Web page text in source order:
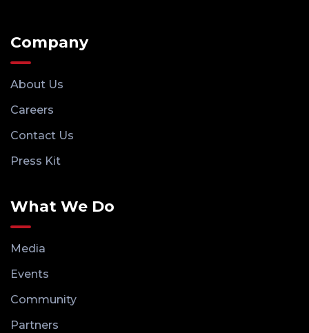
Company
About Us
Careers
Contact Us
Press Kit
What We Do
Media
Events
Community
Partners